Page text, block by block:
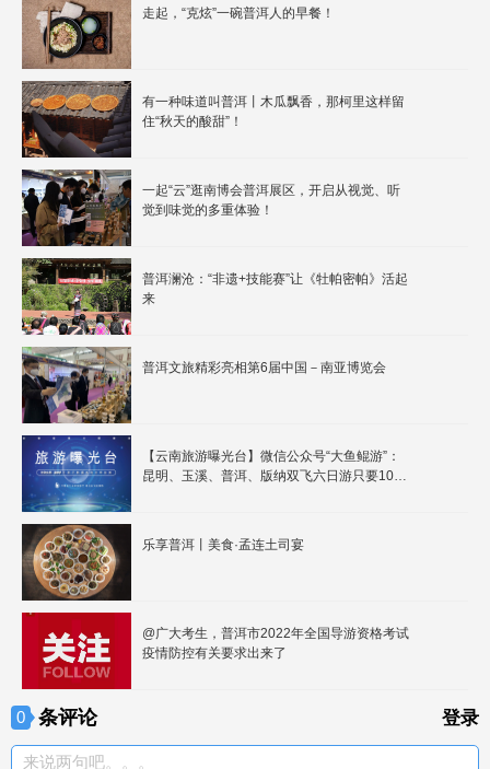
走起，“克炫”一碗普洱人的早餐！
有一种味道叫普洱丨木瓜飘香，那柯里这样留
住“秋天的酸甜”！
一起“云”逛南博会普洱展区，开启从视觉、听
觉到味觉的多重体验！
普洱澜沧：“非遗+技能赛”让《牡帕密帕》活起
来
普洱文旅精彩亮相第6届中国－南亚博览会
【云南旅游曝光台】微信公众号“大鱼鲲游”：
昆明、玉溪、普洱、版纳双飞六日游只要1080
乐享普洱丨美食·孟连土司宴
@广大考生，普洱市2022年全国导游资格考试
疫情防控有关要求出来了
0 条评论 登录
来说两句吧。。。